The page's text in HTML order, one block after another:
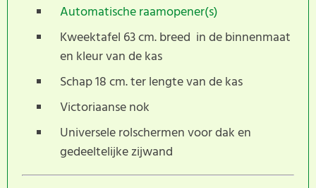
Automatische raamopener(s)
Kweektafel 63 cm. breed in de binnenmaat
en kleur van de kas
Schap 18 cm. ter lengte van de kas
Victoriaanse nok
Universele rolschermen voor dak en
gedeeltelijke zijwand